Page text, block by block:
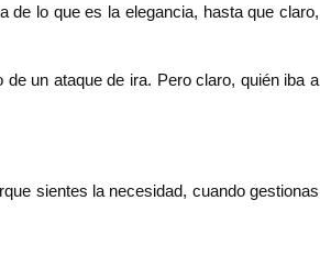
de lo que es la elegancia, hasta que claro,
un ataque de ira. Pero claro, quién iba a
sientes la necesidad, cuando gestionas